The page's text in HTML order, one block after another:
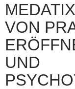
VON
UND